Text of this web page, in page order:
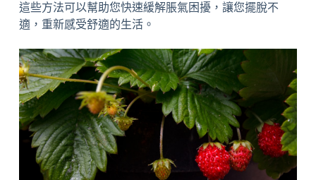
這些方法可以幫助您快速緩解脹氣困擾，讓您擺脫不
適，重新感受舒適的生活。